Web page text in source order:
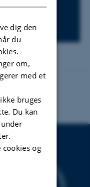
dig den
du
om,
med et
bruges
Du kan
cookies og